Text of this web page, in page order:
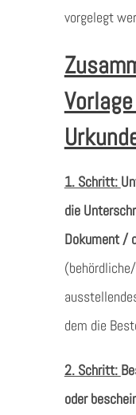
vorgelegt
1. Schritt:
die
Dokument /
dem die
2. Schritt:
oder